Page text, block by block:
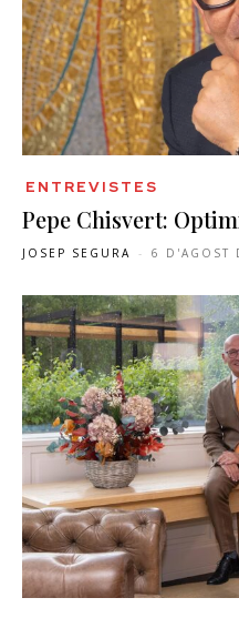
ENTREVISTES
Pepe Chisvert:
JOSEP SEGURA - 6 D'AGOST